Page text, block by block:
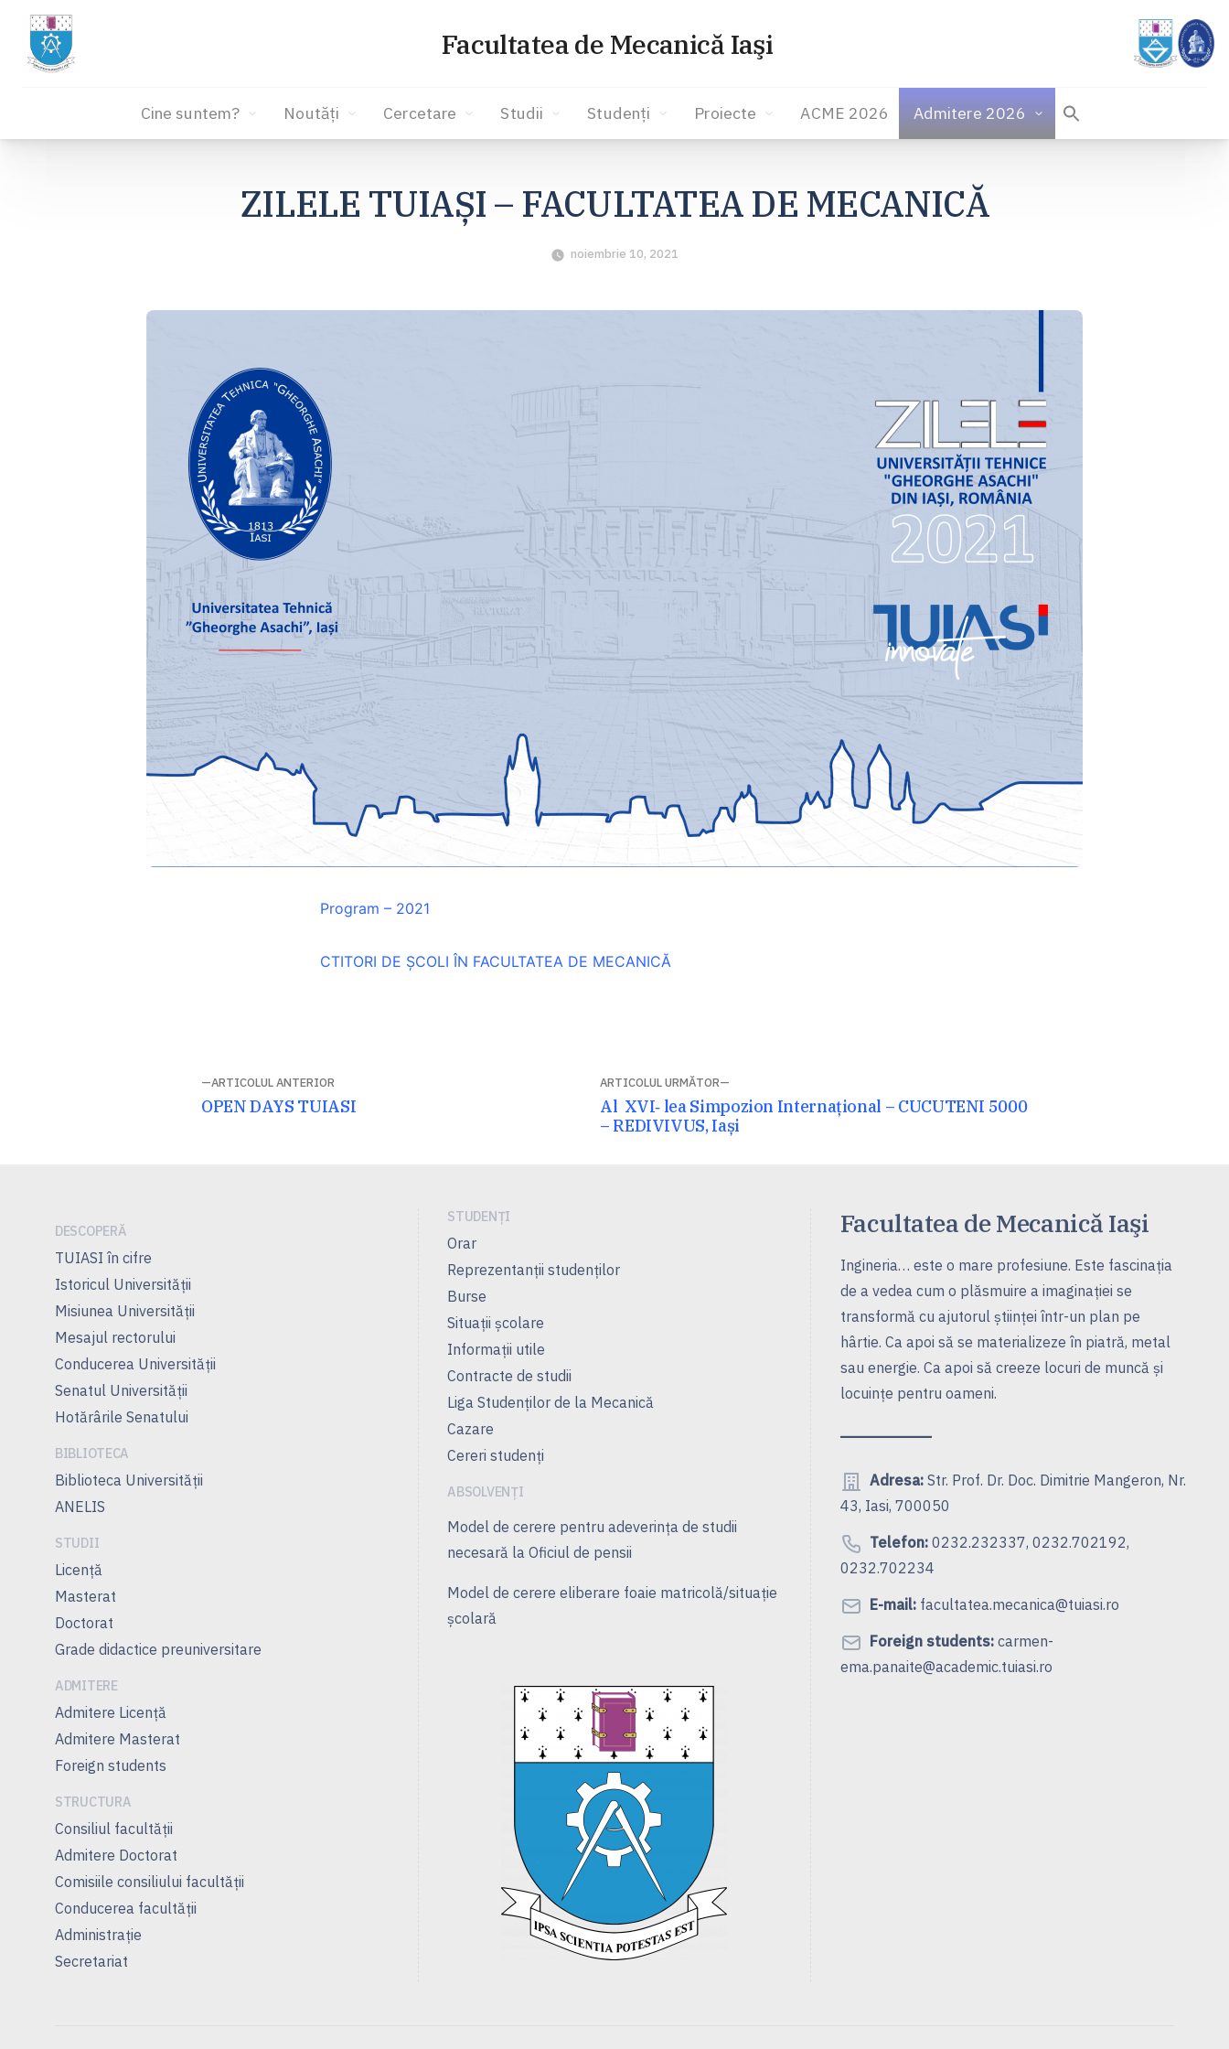
Facultatea de Mecanică Iaşi
Cine suntem? Noutăți Cercetare Studii Studenți Proiecte ACME 2026 Admitere 2026
ZILELE TUIAȘI – FACULTATEA DE MECANICĂ
noiembrie 10, 2021
Program – 2021
CTITORI DE ȘCOLI ÎN FACULTATEA DE MECANICĂ
ARTICOLUL ANTERIOR
Articolul
OPEN DAYS TUIASI
ARTICOLUL URMĂTOR
Articolul
următor:
Al XVI‐ lea Simpozion Internațional – CUCUTENI 5000
– REDIVIVUS, Iași
DESCOPERĂ
TUIASI în cifre
Istoricul Universităţii
Misiunea Universităţii
Mesajul rectorului
Conducerea Universităţii
Senatul Universității
Hotărârile Senatului
BIBLIOTECA
Biblioteca Universității
ANELIS
STUDII
Licență
Masterat
Doctorat
Grade didactice preuniversitare
ADMITERE
Admitere Licenţă
Admitere Masterat
Foreign students
STRUCTURA
Consiliul facultăţii
Admitere Doctorat
Comisiile consiliului facultăţii
Conducerea facultăţii
Administrație
Secretariat
STUDENȚI
Orar
Reprezentanţii studenţilor
Burse
Situații școlare
Informații utile
Contracte de studii
Liga Studenţilor de la Mecanică
Cazare
Cereri studenți
ABSOLVENȚI
Model de cerere pentru adeverința de studii
necesară la Oficiul de pensii
Model de cerere eliberare foaie matricolă/situație
școlară
Facultatea de Mecanică Iaşi
Ingineria… este o mare profesiune. Este fascinaţia
de a vedea cum o plăsmuire a imaginaţiei se
transformă cu ajutorul ştiinţei într-un plan pe
hârtie. Ca apoi să se materializeze în piatră, metal
sau energie. Ca apoi să creeze locuri de muncă şi
locuinţe pentru oameni.
Adresa:Str. Prof. Dr. Doc. Dimitrie Mangeron, Nr.
43, Iasi, 700050
Telefon:0232.232337, 0232.702192,
0232.702234
E-mail:facultatea.mecanica@tuiasi.ro
Foreign students:carmen-
ema.panaite@academic.tuiasi.ro